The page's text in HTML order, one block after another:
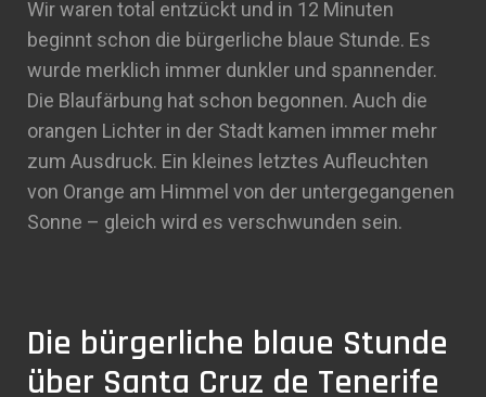
Wir waren total entzückt und in 12 Minuten
beginnt schon die bürgerliche blaue Stunde. Es
wurde merklich immer dunkler und spannender.
Die Blaufärbung hat schon begonnen. Auch die
orangen Lichter in der Stadt kamen immer mehr
zum Ausdruck. Ein kleines letztes Aufleuchten
von Orange am Himmel von der untergegangenen
Sonne – gleich wird es verschwunden sein.
Die bürgerliche blaue Stunde
über Santa Cruz de Tenerife